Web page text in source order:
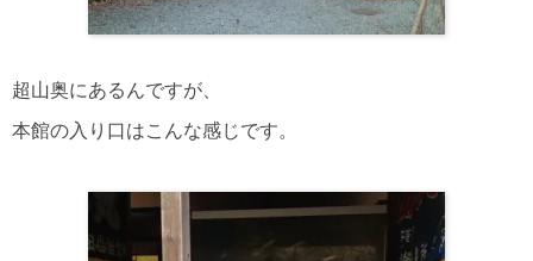
超山奥にあるんですが、
本館の入り口はこんな感じです。